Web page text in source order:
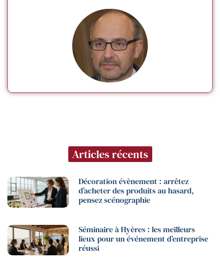
Articles récents
Décoration évènement : arrêtez
d’acheter des produits au hasard,
pensez scénographie
Séminaire à Hyères : les meilleurs
lieux pour un événement d’entreprise
réussi